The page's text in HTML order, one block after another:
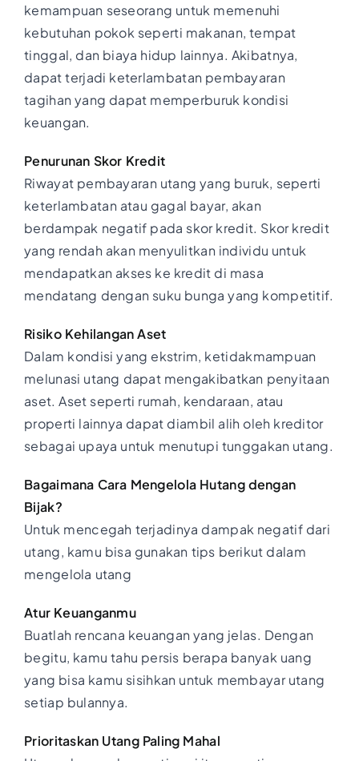
kemampuan seseorang untuk memenuhi
kebutuhan pokok seperti makanan, tempat
tinggal, dan biaya hidup lainnya. Akibatnya,
dapat terjadi keterlambatan pembayaran
tagihan yang dapat memperburuk kondisi
keuangan.
Penurunan Skor Kredit
Riwayat pembayaran utang yang buruk, seperti
keterlambatan atau gagal bayar, akan
berdampak negatif pada skor kredit. Skor kredit
yang rendah akan menyulitkan individu untuk
mendapatkan akses ke kredit di masa
mendatang dengan suku bunga yang kompetitif.
Risiko Kehilangan Aset
Dalam kondisi yang ekstrim, ketidakmampuan
melunasi utang dapat mengakibatkan penyitaan
aset. Aset seperti rumah, kendaraan, atau
properti lainnya dapat diambil alih oleh kreditor
sebagai upaya untuk menutupi tunggakan utang.
Bagaimana Cara Mengelola Hutang dengan
Bijak?
Untuk mencegah terjadinya dampak negatif dari
utang, kamu bisa gunakan tips berikut dalam
mengelola utang
Atur Keuanganmu
Buatlah rencana keuangan yang jelas. Dengan
begitu, kamu tahu persis berapa banyak uang
yang bisa kamu sisihkan untuk membayar utang
setiap bulannya.
Prioritaskan Utang Paling Mahal